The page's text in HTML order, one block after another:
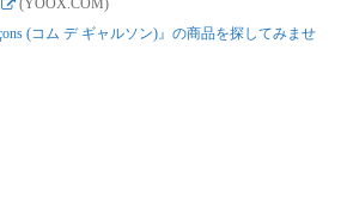
(YOOX.COM)
(コム デ ギャルソン)』の商品を探してみませ